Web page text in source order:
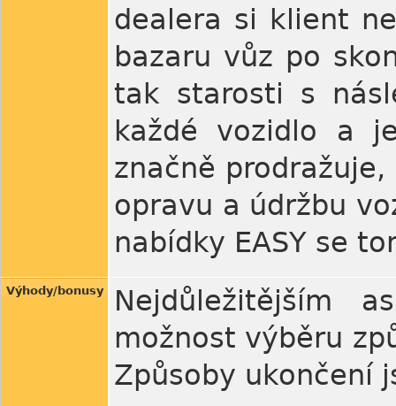
dealera si klient
bazaru vůz po
tak starosti s
každé vozidlo a
značně
opravu a údržbu
nabídky EASY se
Výhody/bonusy
Nejdůležitějším
možnost výběru
Způsoby ukončení